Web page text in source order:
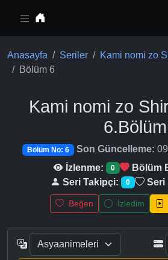
Anasayfa Seriler
Kami nomi zo
Bölüm 6
Kami nomi zo
6.Bölüm
Bölüm No: 6 Son Güncelleme:
İzlenme:
0 Bölüm
Seri Takipçi: 0 Seri
Beğen İzledim